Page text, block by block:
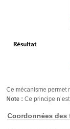
Ce mécanisme permet
Note : Ce principe
Coordonnées des